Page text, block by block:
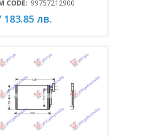
CODE: 99757212900
183.85 лв.